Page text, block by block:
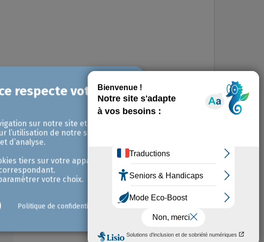
sur notre site et pour
l’utilisation de notre site avec
d’analyse.
tiers sur votre appareil et /
votre choix.
Politique de confidentialité